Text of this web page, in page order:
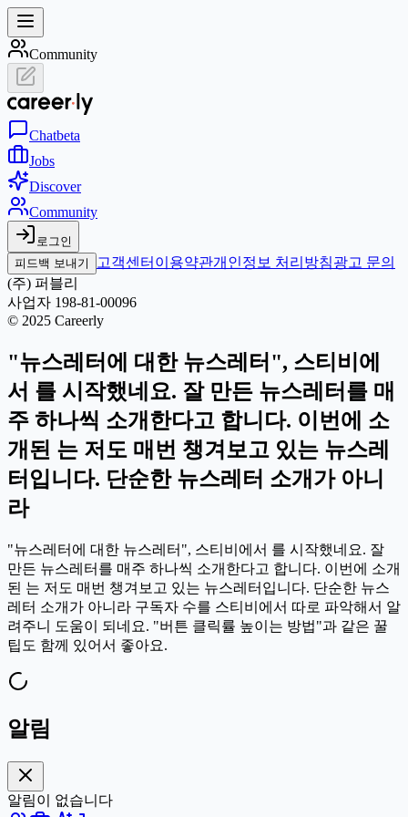
Community
Chatbeta
Jobs
Discover
Community
로그인
피드백 보내기
고객센터 이용약관개인정보 처리방침광고 문의
(주) 퍼블리
사업자 198-81-00096
© 2025 Careerly
"뉴스레터에 대한 뉴스레터", 스티비에
서 를 시작했네요. 잘 만든 뉴스레터를 매
주 하나씩 소개한다고 합니다. 이번에 소
개된 는 저도 매번 챙겨보고 있는 뉴스레
터입니다. 단순한 뉴스레터 소개가 아니
라
"뉴스레터에 대한 뉴스레터", 스티비에서 를 시작했네요. 잘
만든 뉴스레터를 매주 하나씩 소개한다고 합니다. 이번에 소개
된 는 저도 매번 챙겨보고 있는 뉴스레터입니다. 단순한 뉴스
레터 소개가 아니라 구독자 수를 스티비에서 따로 파악해서 알
려주니 도움이 되네요. "버튼 클릭률 높이는 방법"과 같은 꿀
팁도 함께 있어서 좋아요.
알림
알림이 없습니다